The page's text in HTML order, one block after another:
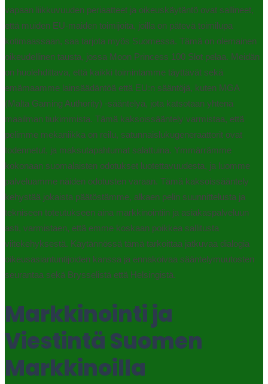
vapaan liikkuvuuden periaatteet ja oikeuskäytäntö ovat sallineet,
että muiden EU-maiden toimijoita, joilla on pätevä toimilupa
kotimaassaan, saa tarjota myös Suomessa. Tämä on olemainen
oikeudellinen tausta, jossa Moon Princess 100 Slot pelaa. Meidän
on huolehdittava, että kaikki toimintamme täyttävät sekä
emämaamme lainsäädäntöä että EU:n sääntöjä, kuten MGA
(Malta Gaming Authority) -sääntelyä, jota katsotaan yhtenä
maailman tiukimmista. Tämä kaksoissääntely varmistaa, että
pelimme mekaniikka on reilu, satunnaislukugeneraattorit ovat
todennetut, ja maksutapahtumat salattuina. Ymmärrämme
kokonaan suomalaisten odotukset luotettavuudesta, ja luomme
palveluamme näiden odotusten varaan. Tämä kaksoissääntely
kehystää jokaista päätöstämme, alkaen pelin suunnittelusta ja
tekniseen toteutukseen aina markkinointiin ja asiakaspalveluun
asti, varmistaen, että emme koskaan poikkea sallitusta
viitekehyksestä. Käytännössä tämä tarkoittaa jatkuvaa dialogia
oikeusasiantuntijoiden kanssa ja ennakoivaa sääntelymuutosten
seurantaa sekä Brysselistä että Helsingistä.
Markkinointi ja
Viestintä Suomen
Markkinoilla